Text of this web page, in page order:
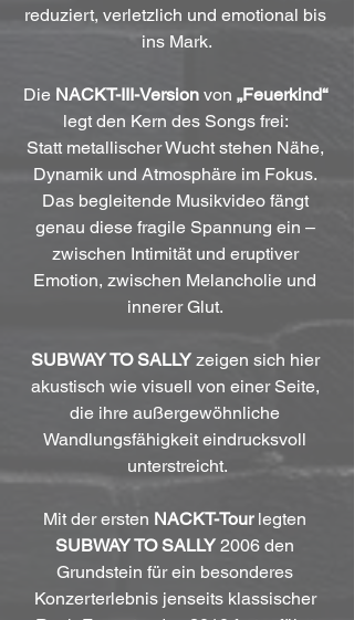
reduziert, verletzlich und emotional bis
ins Mark.
Die NACKT-III-Version von „Feuerkind“
legt den Kern des Songs frei:
Statt metallischer Wucht stehen Nähe,
Dynamik und Atmosphäre im Fokus.
Das begleitende Musikvideo fängt
genau diese fragile Spannung ein –
zwischen Intimität und eruptiver
Emotion, zwischen Melancholie und
innerer Glut.
SUBWAY TO SALLY zeigen sich hier
akustisch wie visuell von einer Seite,
die ihre außergewöhnliche
Wandlungsfähigkeit eindrucksvoll
unterstreicht.
Mit der ersten NACKT-Tour legten
SUBWAY TO SALLY 2006 den
Grundstein für ein besonderes
Konzerterlebnis jenseits klassischer